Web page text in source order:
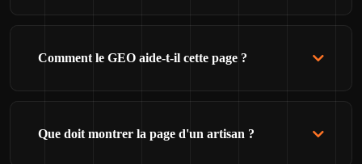
Comment le GEO aide-t-il cette page ?
Que doit montrer la page d'un artisan ?